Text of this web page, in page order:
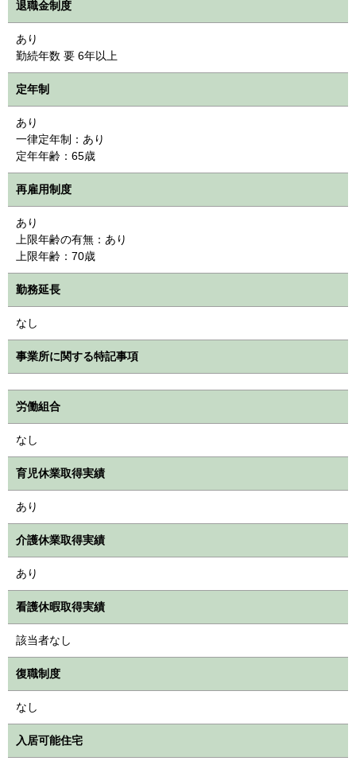
退職金制度
あり
勤続年数 要 6年以上
定年制
あり
一律定年制：あり
定年年齢：65歳
再雇用制度
あり
上限年齢の有無：あり
上限年齢：70歳
勤務延長
なし
事業所に関する特記事項
労働組合
なし
育児休業取得実績
あり
介護休業取得実績
あり
看護休暇取得実績
該当者なし
復職制度
なし
入居可能住宅